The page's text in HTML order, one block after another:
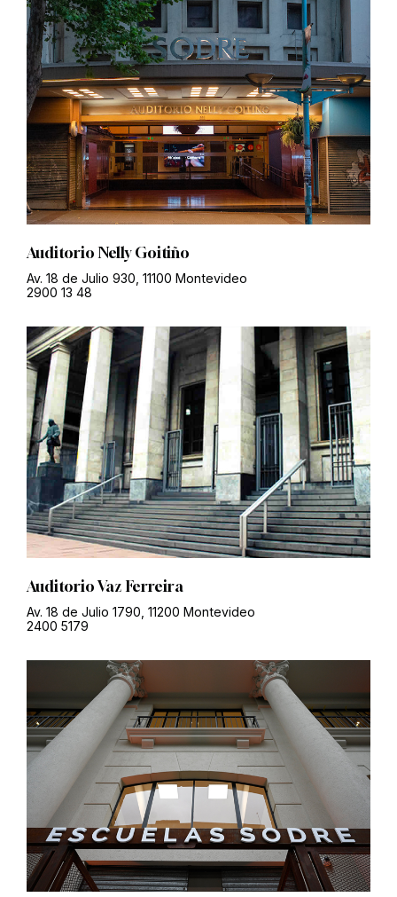
Auditorio Nelly Goitiño
Av. 18 de Julio 930, 11100 Montevideo
2900 13 48
Auditorio Vaz Ferreira
Av. 18 de Julio 1790, 11200 Montevideo
2400 5179